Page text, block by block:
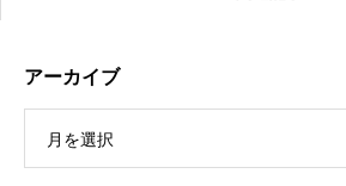
【受付終了】2026大会同日開催！カヤ
アーカイブ
月を選択